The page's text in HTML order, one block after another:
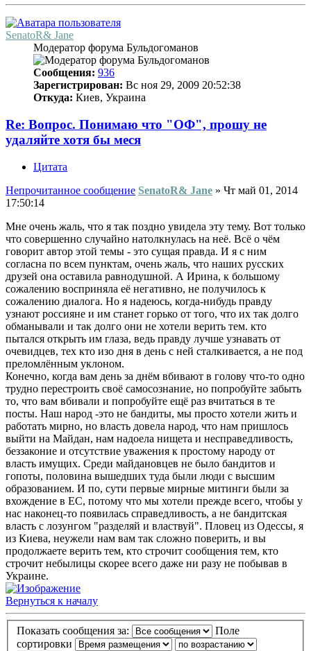
SenatoR& Jane
Модератор форума Бульдогоманов
Сообщения: 936
Зарегистрирован: Вс ноя 29, 2009 20:52:38
Откуда: Киев, Украина
Re: Вопрос. Понимаю что "ОФ", прошу не
удаляйте хотя бы меся
Цитата
Непрочитанное сообщение SenatoR& Jane » Чт май 01, 2014
17:50:14
Мне очень жаль, что я так поздно увидела эту тему. Вот только
что совершенно случайно натолкнулась на неё. Всё о чём
говорит автор этой темы - это сущая правда. И я с ним
согласна по всем пунктам, очень жаль, что наших русских
друзей она оставила равнодушной. А Ирина, к большому
сожалению восприняла её негативно, не получилось к
сожалению диалога. Но я надеюсь, когда-нибудь правду
узнают россияне и им станет горько от того, что их так долго
обманывали и так долго они не хотели верить тем. кто
пытался открыть им глаза, ведь правду лучше узнавать от
очевидцев, тех кто изо дня в день с ней сталкивается, а не под
преломлённым уклоном.
Конечно, когда вам день за днём вбивают в голову что-то одно
трудно перестроить своё самосознание, но попробуйте забыть
то, что вам вбивали и попробуйте ещё раз вчитаться в те
посты. Наш народ -это не бандиты, мы просто хотели жить и
работать мирно, но власть довела народ, что нам пришлось
выйти на Майдан, нам надоела нищета и несправедливость,
беззаконие и отсутствие уважения к простому народу от
власть имущих. Среди майдановцев не было бандитов и
гопоты, половина вышедших туда были люди с высшим
образованием. И по, сути первые мирные митинги были за
вхождение в ЕС, потому что мы хотели прежде всего, чтобы у
нас наконец-то появилась справедливость, а не бандитская
власть с лозунгом "разделяй и властвуй". Пловец из Одессы, я
из Киева, неужели нам вам так сложно поверить, и вы
продолжаете верить тем, кто строчит сообщения тем, кто
строчит небылицы скорее всего даже ни разу не побывав в
Украине.
Вернуться к началу
Показать сообщения за:
Поле
сортировки